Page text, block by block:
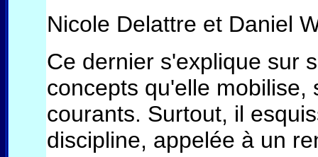
Nicole Delattre et Daniel
Ce dernier s'explique sur
concepts qu'elle
courants. Surtout, il
discipline, appelée à un